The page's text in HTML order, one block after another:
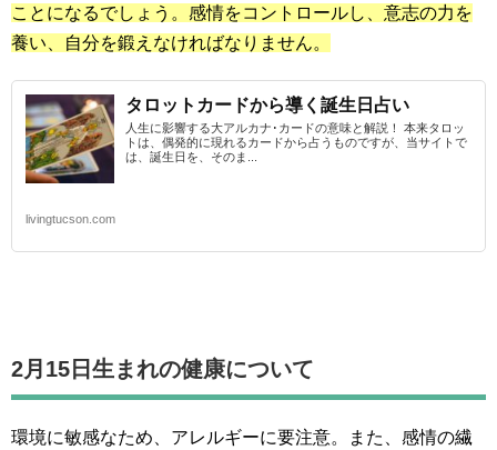
ことになるでしょう。感情をコントロールし、意志の力を
養い、自分を鍛えなければなりません。
タロットカードから導く誕生日占い
人生に影響する大アルカナ･カードの意味と解説！ 本来タロッ
トは、偶発的に現れるカードから占うものですが、当サイトで
は、誕生日を、そのま...
livingtucson.com
2月15日生まれの健康について
環境に敏感なため、アレルギーに要注意。また、感情の繊